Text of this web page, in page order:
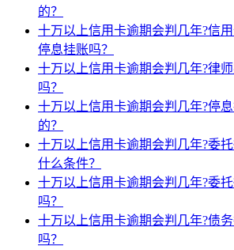
的？
十万以上信用卡逾期会判几年?信
停息挂账吗？
十万以上信用卡逾期会判几年?律
吗？
十万以上信用卡逾期会判几年?停
的？
十万以上信用卡逾期会判几年?委
什么条件？
十万以上信用卡逾期会判几年?委
吗？
十万以上信用卡逾期会判几年?债
吗？